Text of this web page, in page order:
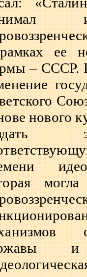
и
ее
– СССР.
нового